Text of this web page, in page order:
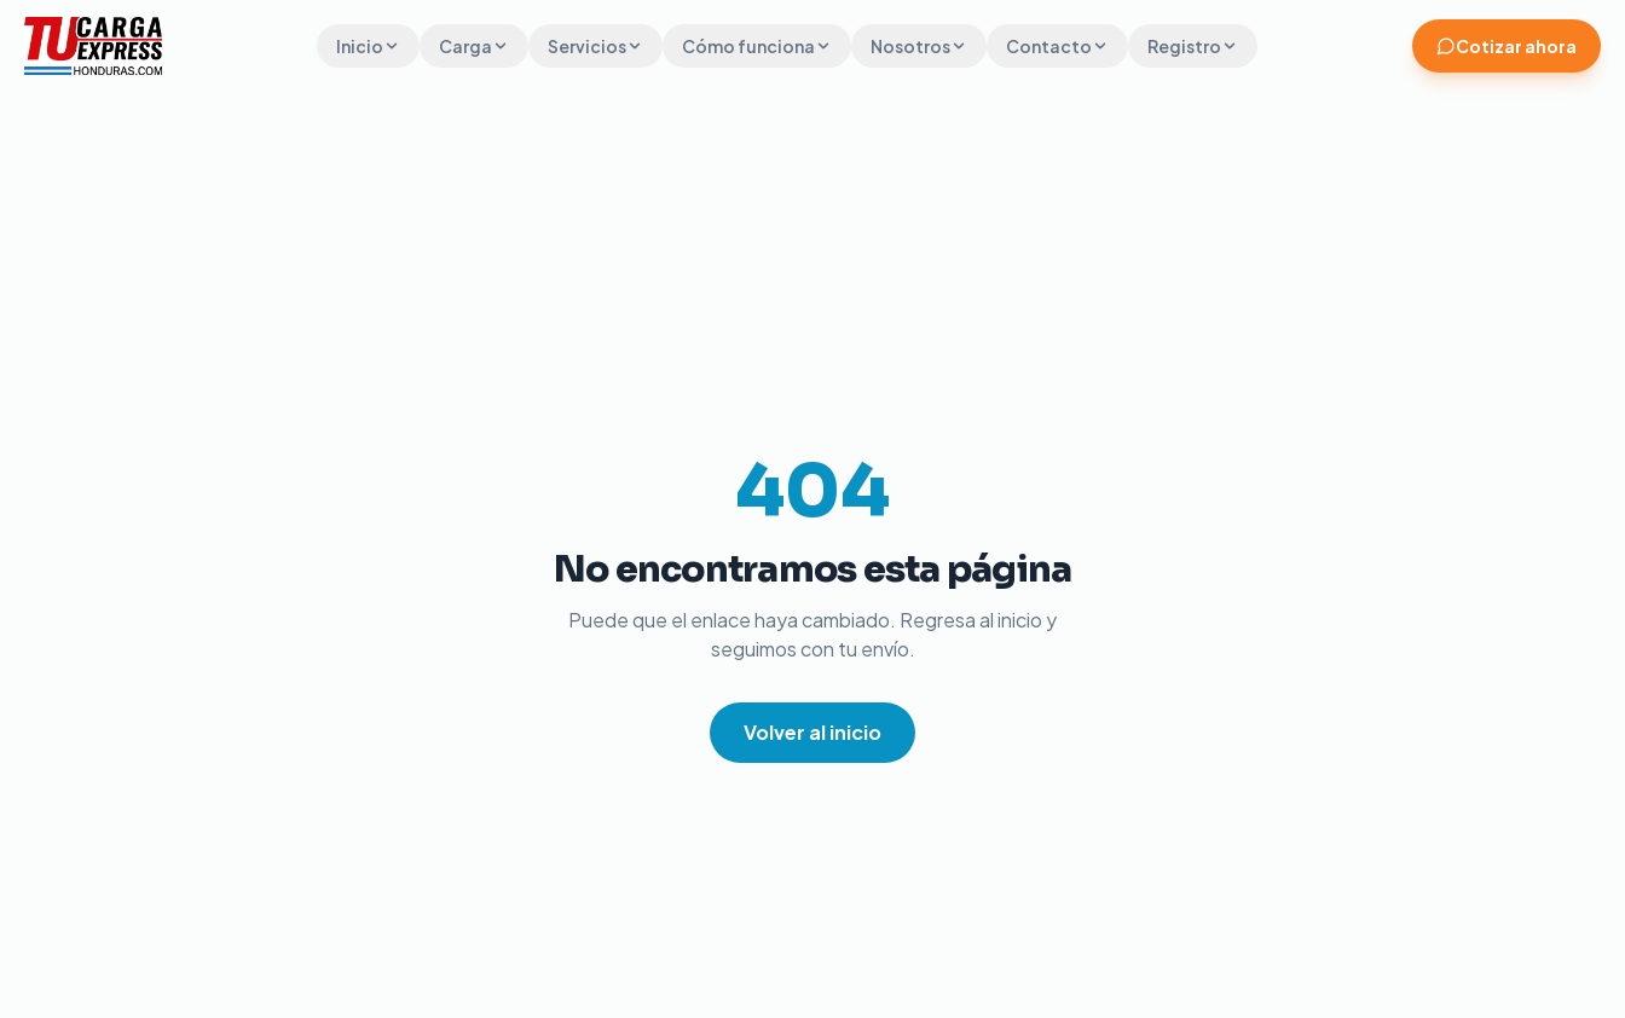
Inicio Carga Servicios Cómo funciona Nosotros Contacto Registro Cotizar ahora
404
No encontramos esta página
Puede que el enlace haya cambiado. Regresa al inicio y
seguimos con tu envío.
Volver al inicio